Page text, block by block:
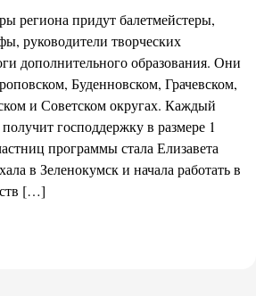
региона придут балетмейстеры,
руководители творческих
дополнительного образования. Они
Буденновском, Грачевском,
и Советском округах. Каждый
господдержку в размере 1
программы стала Елизавета
в Зеленокумск и начала работать в
[…]